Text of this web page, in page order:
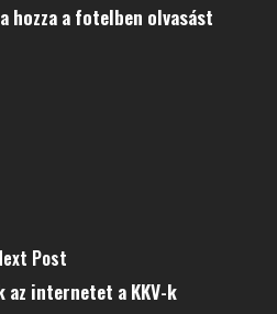
hozza a fotelben olvasást
Post
az internetet a KKV-k